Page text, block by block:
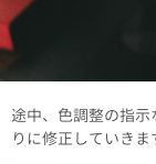
途中、色調整の指
りに修正していきま